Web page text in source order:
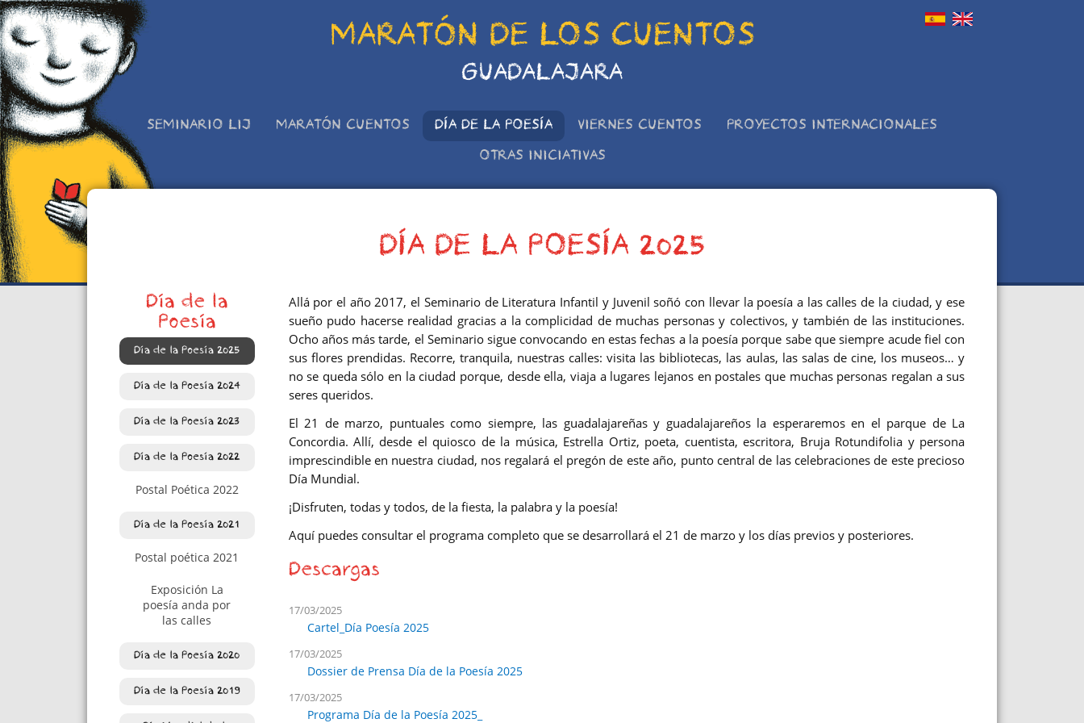
MARATÓN DE LOS CUENTOS
GUADALAJARA
SEMINARIO LIJ MARATÓN CUENTOS DÍA DE LA POESÍA VIERNES CUENTOS PROYECTOS INTERNACIONALES
OTRAS INICIATIVAS
DÍA DE LA POESÍA 2025
Día de la
Poesía
Día de la Poesía 2025
Día de la Poesía 2024
Día de la Poesía 2023
Día de la Poesía 2022
Postal Poética 2022
Día de la Poesía 2021
Postal poética 2021
Exposición La
poesía anda por
las calles
Día de la Poesía 2020
Día de la Poesía 2019
Allá por el año 2017, el Seminario de Literatura Infantil y Juvenil soñó con llevar la poesía a las calles de la ciudad, y ese
sueño pudo hacerse realidad gracias a la complicidad de muchas personas y colectivos, y también de las instituciones.
Ocho años más tarde, el Seminario sigue convocando en estas fechas a la poesía porque sabe que siempre acude fiel con
sus flores prendidas. Recorre, tranquila, nuestras calles: visita las bibliotecas, las aulas, las salas de cine, los museos… y
no se queda sólo en la ciudad porque, desde ella, viaja a lugares lejanos en postales que muchas personas regalan a sus
seres queridos.
El 21 de marzo, puntuales como siempre, las guadalajareñas y guadalajareños la esperaremos en el parque de La
Concordia. Allí, desde el quiosco de la música, Estrella Ortiz, poeta, cuentista, escritora, Bruja Rotundifolia y persona
imprescindible en nuestra ciudad, nos regalará el pregón de este año, punto central de las celebraciones de este precioso
Día Mundial.
¡Disfruten, todas y todos, de la fiesta, la palabra y la poesía!
Aquí puedes consultar el programa completo que se desarrollará el 21 de marzo y los días previos y posteriores.
Descargas
17/03/2025
Cartel_Día Poesía 2025
17/03/2025
Dossier de Prensa Día de la Poesía 2025
17/03/2025
Programa Día de la Poesía 2025_